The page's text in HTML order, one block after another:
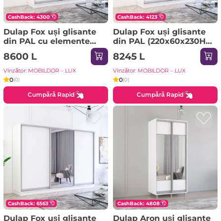
CashBack: 4300
Dulap Fox uși glisante
din PAL cu elemente
din oglindă
(200x60x210H cm) Alb
8600 L
Vînzător: MOBILDOR – LUX
0(0)
Cumpără Rapid
CashBack: 4123
Dulap Fox uși glisante
din PAL (220x60x230H
cm) Sonoma
8245 L
Vînzător: MOBILDOR – LUX
0(0)
Cumpără Rapid
CashBack: 6563
Dulap Fox uși glisante
CashBack: 4808
Dulap Aron uși glisante